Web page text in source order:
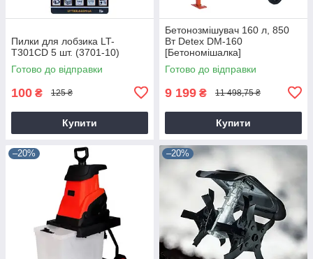
Пилки для лобзика LT-
T301CD 5 шт. (3701-10)
Готово до відправки
100 ₴ 125 ₴
Купити
Бетонозмішувач 160 л, 850
Вт Detex DM-160
[Бетономішалка]
Готово до відправки
9 199 ₴ 11 498,75 ₴
Купити
–20% –20%